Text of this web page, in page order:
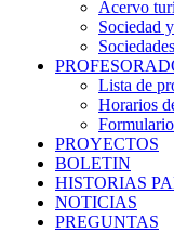
Acervo
Sociedad
Lista de
Horarios
PROYECTOS
BOLETIN
HISTORIAS
NOTICIAS
PREGUNTAS